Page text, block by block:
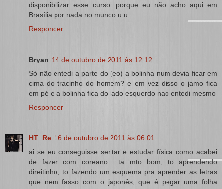
disponibilizar esse curso, porque eu não acho aqui em
Brasília por nada no mundo u.u
Responder
Bryan 14 de outubro de 2011 às 12:12
Só não entedi a parte do (eo) a bolinha num devia ficar em
cima do tracinho do homem? e em vez disso o jamo fica
em pé e a bolinha fica do lado esquerdo nao entedi mesmo
Responder
HT_Re 16 de outubro de 2011 às 06:01
ai se eu conseguisse sentar e estudar física como acabei
de fazer com coreano... ta mto bom, to aprendendo
direitinho, to fazendo um esquema pra aprender as letras
que nem fasso com o japonês, que é pegar uma folha